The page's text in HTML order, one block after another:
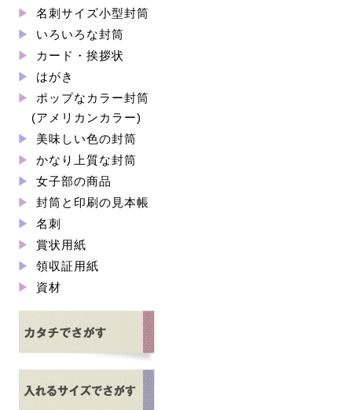
名刺サイズ小型封筒
いろいろな封筒
カード・挨拶状
はがき
ポップなカラー封筒
(アメリカンカラー)
美味しい色の封筒
かなり上質な封筒
女子部の商品
封筒と印刷の見本帳
名刺
賞状用紙
領収証用紙
資材